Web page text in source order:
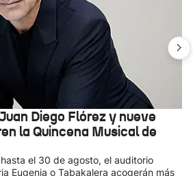
Diego Flórez y nueve
la Quincena Musical de
el 30 de agosto, el auditorio
Eugenia o Tabakalera acogerán más